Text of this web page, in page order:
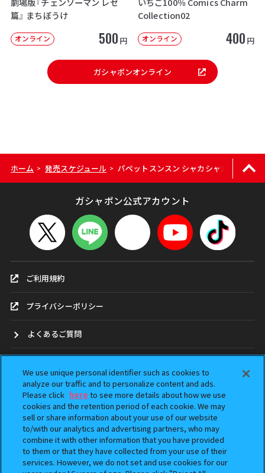
篇』 まちぼうけ
オンライン 500 円
Collection02
オンライン 400 円
ガシャポンオンライン
ホーム > 発売スケジュール > パペットスンスン シャカシャカキャンデ
ガシャポン公式アカウント
ご利用規約
プライバシーポリシー
よくあるご質問
ガシャポンどこ？
アンケート
ウェブアクセシビリティ方針
We use unique personal identifier such as cookies to
analyze our traffic and to personalize content and ads.
Please click here to see more details about how we use
cookies and the retention period of each cookie. We may
sell or share information about your use of our website
to/with our analytics and advertising partners, who may
combine it with other information that you have provided
to them or that they have collected from your use of their
services. However, we do not set and use cookies for our